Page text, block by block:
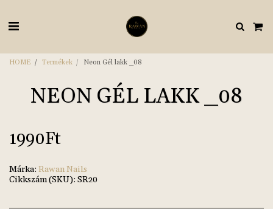
HOME Termékek Neon Gél lakk _08
NEON GÉL LAKK _08
1990Ft
Márka: Rawan Nails
Cikkszám (SKU): SR20